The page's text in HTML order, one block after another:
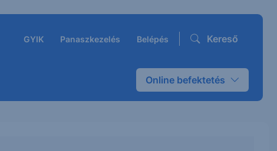
GYIK Panaszkezelés Belépés Kereső
Online befektetés